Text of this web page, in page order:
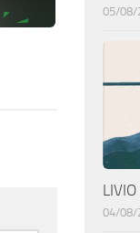
05/08/
04/08/